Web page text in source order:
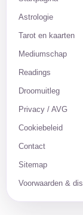
Astrologie
Tarot en kaarten
Mediumschap
Readings
Droomuitleg
Privacy / AVG
Cookiebeleid
Contact
Sitemap
Voorwaarden &